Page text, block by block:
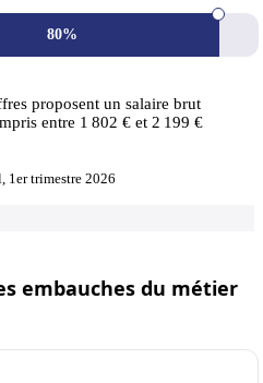
80%
proposent un salaire brut
entre 1 802 € et 2 199 €
1er trimestre 2026
embauches du métier